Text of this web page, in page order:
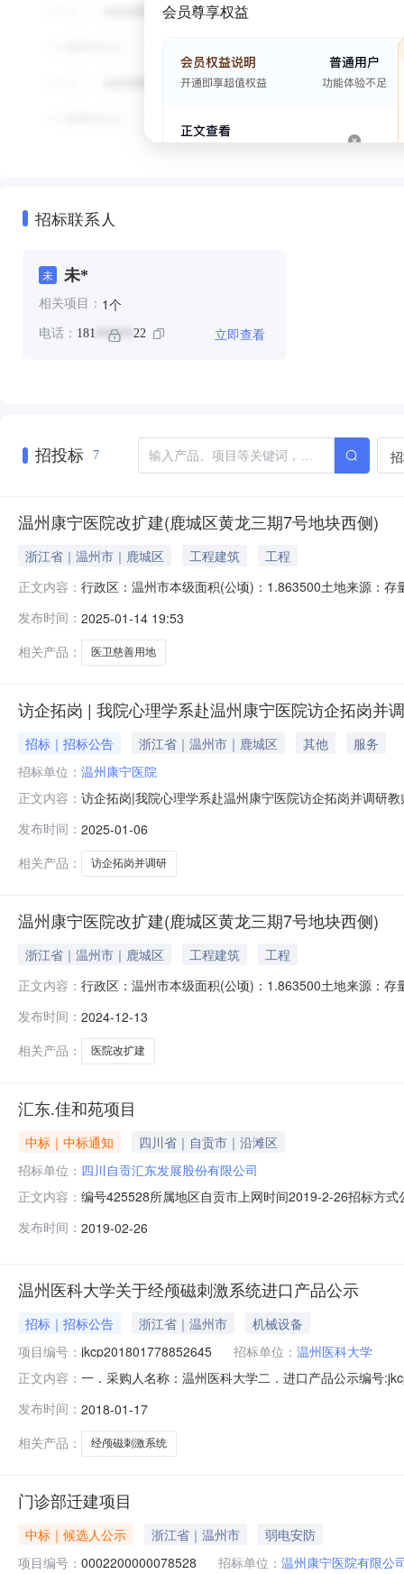
会员尊享权益
招标联系人
未 未*
相关项目： 1个
电话： 181 ****** 22 立即查看
招投标 7
温州康宁医院改扩建(鹿城区黄龙三期7号地块西侧)
浙江省｜温州市｜鹿城区 工程建筑
工程
正文内容： 行政区：温州市本级面积(公顷)：1.863500土地来源：
发布时间： 2025-01-14 19:53
相关产品：
医卫慈善用地
访企拓岗 | 我院心理学系赴温州康宁医院访企拓岗并
招标｜招标公告 浙江省｜温州市｜鹿城区 其他
服务
招标单位： 温州康宁医院
正文内容： 访企拓岗|我院心理学系赴温州康宁医院访企拓岗并调研
展访企拓岗并调研，受到了对方欢迎与热情接待。在康
详细解读，并在会议室与来访师生代表就科
发布时间： 2025-01-06
相关产品：
访企拓岗并调研
温州康宁医院改扩建(鹿城区黄龙三期7号地块西侧)
浙江省｜温州市｜鹿城区 工程建筑
工程
正文内容： 行政区：温州市本级面积(公顷)：1.863500土地来源：
发布时间： 2024-12-13
相关产品：
医院改扩建
汇东.佳和苑项目
中标｜中标通知
四川省｜自贡市｜沿滩区
招标单位： 四川自贡汇东发展股份有限公司
正文内容： 编号425528所属地区自贡市上网时间2019-2-26招标方
招标代理机构联系电话028-85539550开标地点自贡市公
发布时间： 2019-02-26
温州医科大学关于经颅磁刺激系统进口产品公示
招标｜招标公告 浙江省｜温州市
机械设备
项目编号： jkcp201801778852645 招标单位： 温州医科大学
正文内容： 一．采购人名称：温州医科大学二．进口产品公示编号
家1丹麦MagVenture2英国Magstim3德国MAGMore七．
发布时间： 2018-01-17
相关产品：
经颅磁刺激系统
门诊部迁建项目
中标｜候选人公示 浙江省｜温州市
弱电安防
项目编号： 0002200000078528 招标单位： 温州康宁医院有限公